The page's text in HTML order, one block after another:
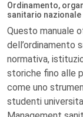
Ordinamento,
sanitario nazionale
Questo manuale
dell’ordinamento
normativa,
storiche fino alle
come uno
studenti